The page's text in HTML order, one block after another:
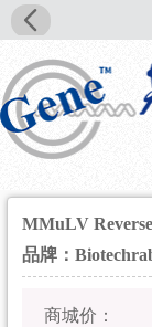
MMuLV
品牌：
商城价：